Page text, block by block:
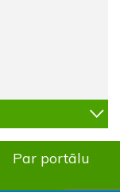
Par portālu